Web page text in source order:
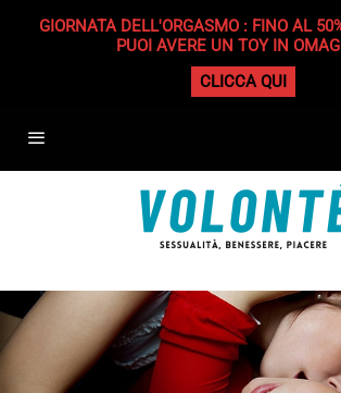
GIORNATA DELL'ORGASMO : FINO AL
PUOI AVERE UN TOY IN
CLICCA QUI